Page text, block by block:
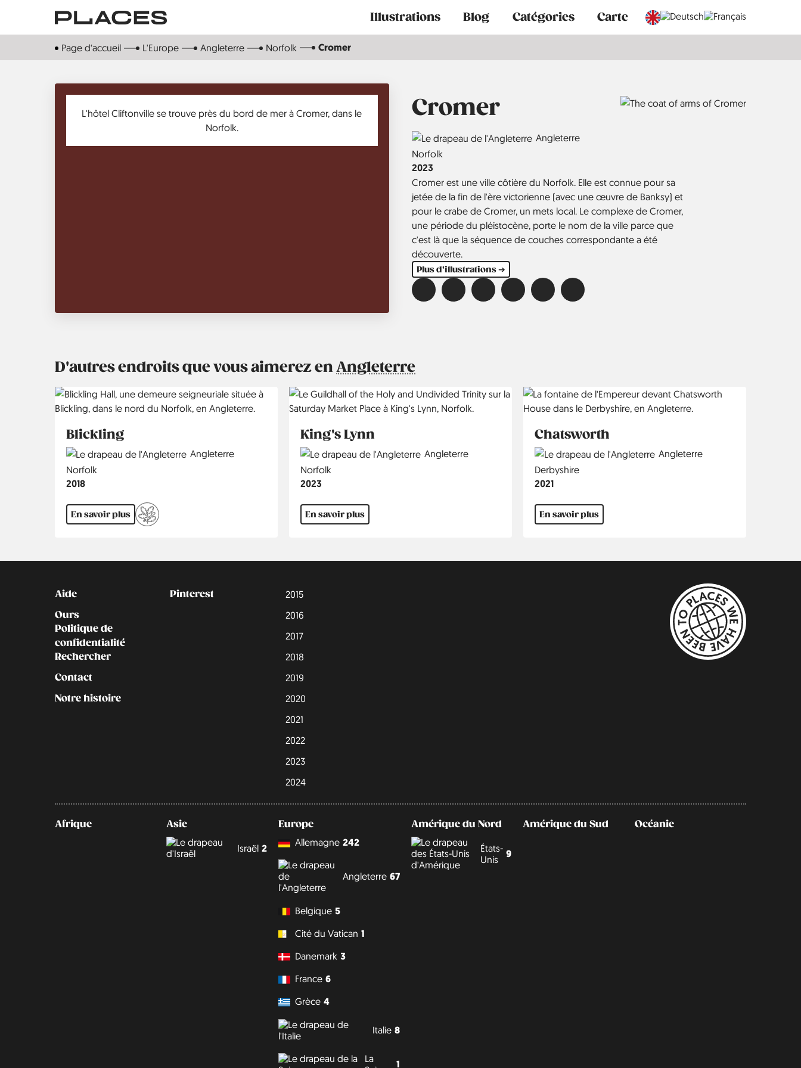
contenu
Main
navigation
Illustrations Blog Catégories Carte
Page d‘accueil L'Europe Angleterre Norfolk Cromer
Cromer
Country
Angleterre
Région
Norfolk
Année
2023
Cromer est une ville côtière du Norfolk. Elle est connue pour sa
jetée de la fin de l'ère victorienne (avec une œuvre de Banksy) et
pour le crabe de Cromer, un mets local. Le complexe de Cromer,
une période du pléistocène, porte le nom de la ville parce que
c'est là que la séquence de couches correspondante a été
découverte.
Plus d'illustrations ➔
D'autres endroits que vous aimerez en Angleterre
Blickling
Country
Angleterre
Région
Norfolk
Année
2018
En savoir plus
King's Lynn
Country
Angleterre
Région
Norfolk
Année
2023
En savoir plus
Chatsworth
Country
Angleterre
Région
Derbyshire
Année
2021
En savoir plus
Kontakt
Aide
Ours
Politique de
confidentialité
Rechercher
Contact
Notre histoire
Social
Pinterest
2015
2016
2017
2018
2019
2020
2021
2022
2023
2024
Afrique Asie
Israël 2
Europe
Allemagne 242
Angleterre 67
Belgique 5
Cité du Vatican 1
Danemark 3
France 6
Grèce 4
Italie 8
La
1
Amérique du Nord
États-
Unis
9
Amérique du Sud Océanie